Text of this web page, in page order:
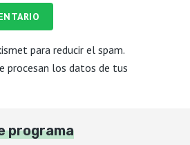
para reducir el spam.
procesan los datos de tus
programa